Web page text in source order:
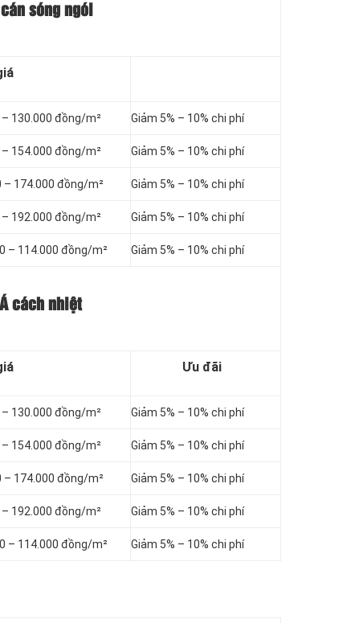
sóng ngói
130.000 đồng/m² Giảm 5% – 10% chi phí
154.000 đồng/m² Giảm 5% – 10% chi phí
174.000 đồng/m² Giảm 5% – 10% chi phí
192.000 đồng/m² Giảm 5% – 10% chi phí
– 114.000 đồng/m² Giảm 5% – 10% chi phí
cách nhiệt
Ưu đãi
130.000 đồng/m² Giảm 5% – 10% chi phí
154.000 đồng/m² Giảm 5% – 10% chi phí
174.000 đồng/m² Giảm 5% – 10% chi phí
192.000 đồng/m² Giảm 5% – 10% chi phí
– 114.000 đồng/m² Giảm 5% – 10% chi phí